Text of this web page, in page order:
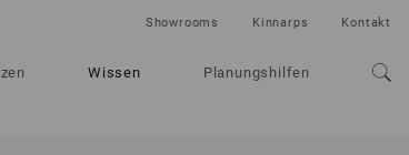
Wissen Planungshilfen
Showrooms Kinnarps Kontakt